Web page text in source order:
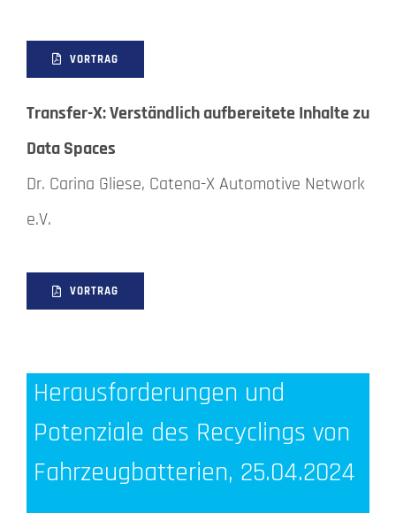
VORTRAG
Transfer-X: Verständlich aufbereitete Inhalte zu
Data Spaces
Dr. Carina Gliese, Catena-X Automotive Network
e.V.
VORTRAG
Herausforderungen und
Potenziale des Recyclings von
Fahrzeugbatterien, 25.04.2024